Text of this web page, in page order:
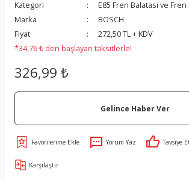
Kategori
E85 Fren Balatası ve
Marka
BOSCH
Fiyat
272,50 TL + KDV
*34,76 ₺ den başlayan taksitlerle!
326,99 ₺
Gelince Haber Ver
Yorum Yaz Tavsiye
Karşılaştır